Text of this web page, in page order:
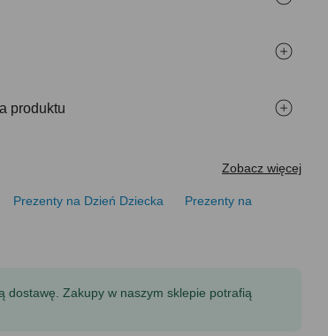
produktu
Zobacz więcej
Prezenty na Dzień Dziecka
Prezenty na
dostawę. Zakupy w naszym sklepie potrafią